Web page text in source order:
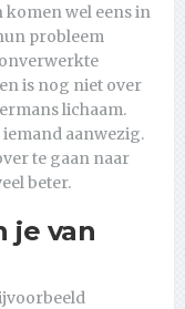
wel eens in
probleem
is nog niet over
lichaam.
aanwezig.
te gaan naar
beter.
je van